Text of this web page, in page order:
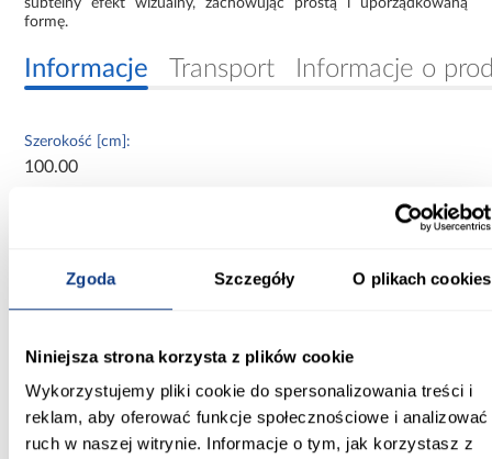
Zgoda Szczegóły O plikach cookies
Niniejsza strona korzysta z plików cookie
Wykorzystujemy pliki cookie do spersonalizowania treści i
reklam, aby oferować funkcje społecznościowe i analizować
ruch w naszej witrynie. Informacje o tym, jak korzystasz z
formę.
Informacje Transport Informacje o
Szerokość [cm]:
100.00
Wysokość [cm]:
245.50
Kolor frontów:
beżowy
Kolor korpusu: